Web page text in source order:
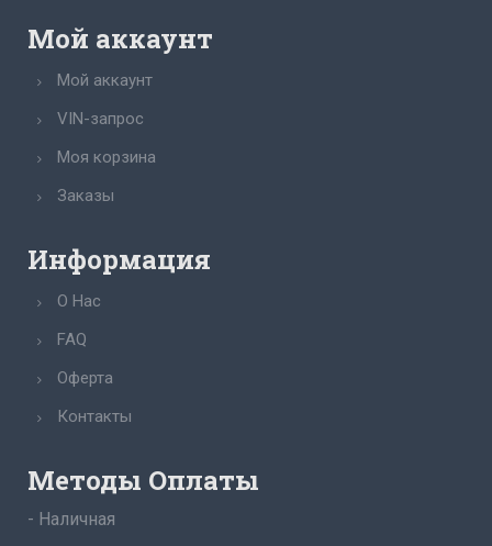
Мой аккаунт
Мой аккаунт
VIN-запрос
Моя корзина
Заказы
Информация
О Нас
FAQ
Оферта
Контакты
Методы Оплаты
- Наличная